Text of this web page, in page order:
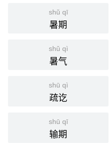
shǔ qī
暑期
shǔ qì
暑气
shū qì
疏讫
shū qī
输期